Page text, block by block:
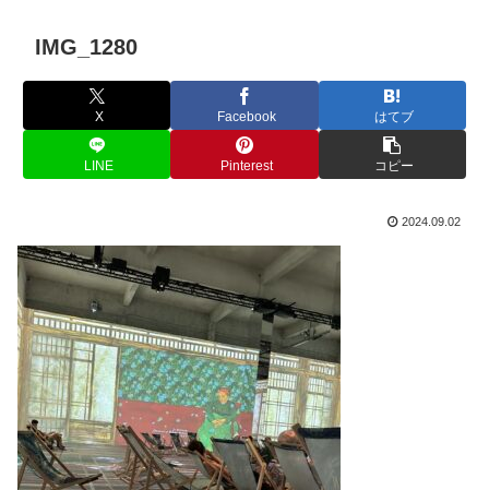
IMG_1280
X Facebook はてブ
LINE Pinterest コピー
2024.09.02